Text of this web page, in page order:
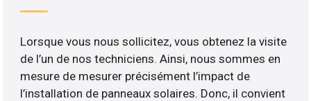
Lorsque vous nous sollicitez, vous obtenez la visite
de l’un de nos techniciens. Ainsi, nous sommes en
mesure de mesurer précisément l’impact de
l’installation de panneaux solaires. Donc, il convient